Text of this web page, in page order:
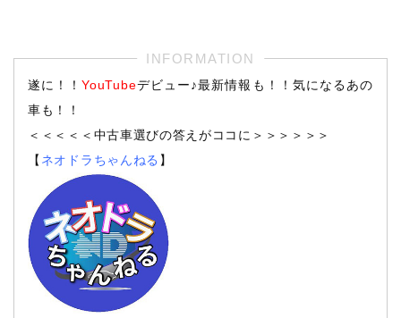
遂に！！YouTubeデビュー♪最新情報も！！気になるあの
車も！！
＜＜＜＜＜中古車選びの答えがココに＞＞＞＞＞＞
【 ネオドラちゃんねる 】